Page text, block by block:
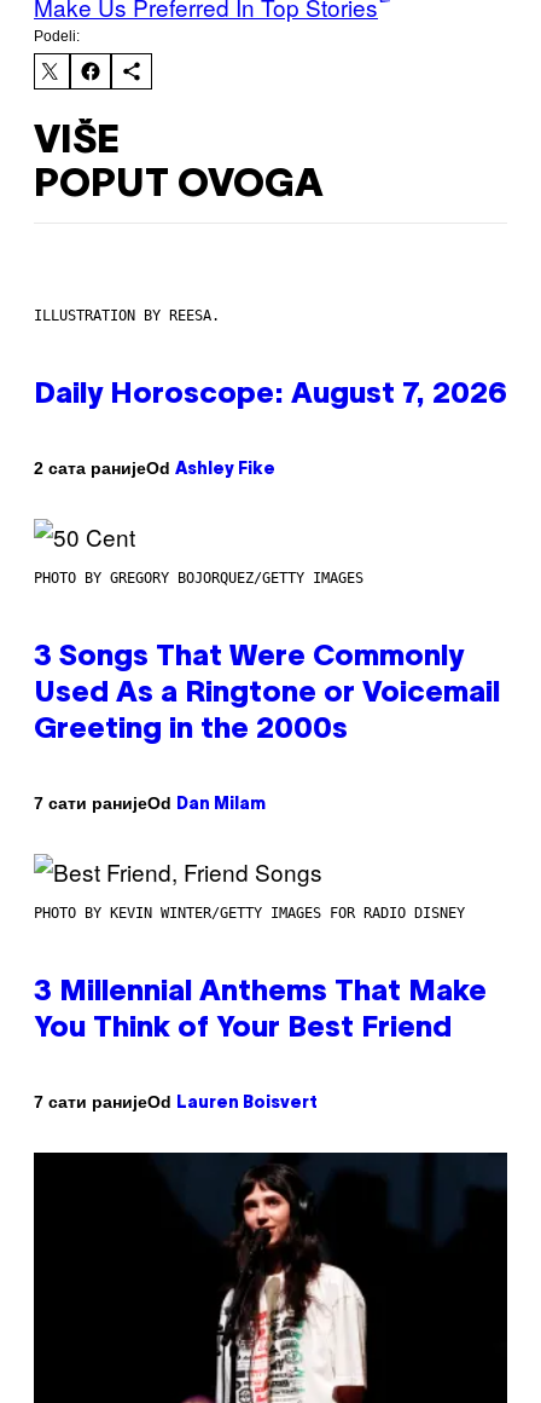
Podeli:
VIŠE
POPUT OVOGA
ILLUSTRATION BY REESA.
Daily Horoscope: August 7, 2026
2 сата ранијеOd Ashley Fike
PHOTO BY GREGORY BOJORQUEZ/GETTY IMAGES
3 Songs That Were Commonly
Used As a Ringtone or Voicemail
Greeting in the 2000s
7 сати ранијеOd Dan Milam
PHOTO BY KEVIN WINTER/GETTY IMAGES FOR RADIO DISNEY
3 Millennial Anthems That Make
You Think of Your Best Friend
7 сати ранијеOd Lauren Boisvert